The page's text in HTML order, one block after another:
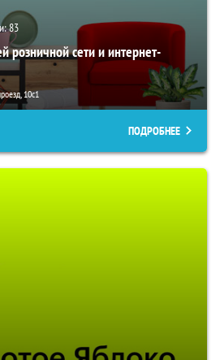
83
розничной сети и интернет-
10с1
ПОДРОБНЕЕ